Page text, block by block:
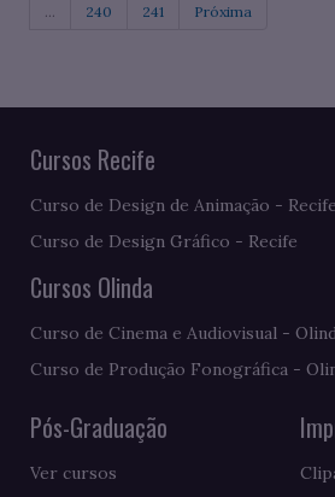
... 240 241 Próxima
Cursos Recife
Curso de Design de Animação - Recife
Curso de Design Gráfico - Recife
Cursos Olinda
Curso de Cinema e Audiovisual -
Curso de Produção Fonográfica -
Pós-Graduação
Ver cursos